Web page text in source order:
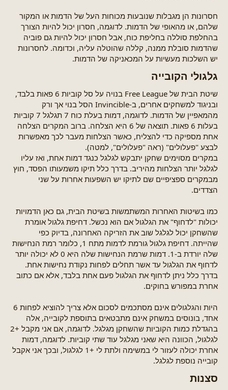
חסרונות הן מגבלות שנובעות מכוחות העל של הדמות או המקור
שלהם, או מהאופי של הדמות. לדוגמה, חסרון יכול להיות הצורך
בהחלפת סוללה בחליפת כוח, אבל חסרון יכול להיות גם פוביה
שהדמות סובלת ממנה, קללה שהוטלה עליה, וכדומה. לחסרונות
יש השלכות מעשיות על המכאניקה של הדמות.
גלגולי הקובייה​
שיטת הבית של Free League בנויה על סל קוביות 6 פאות בלבד,
ובניגוד למשחקים אחרים, ב-Invincible הסל בנוי אך ורק
מהמאפיין של הדמות. לדוגמה, דמות בעלת כוח 7 תגלגל 7 קוביות
בעלות 6 פאות. תוצאה של 6 היא הצלחה. ברוב המקרים הצלחה
אחת מספיקה כדי להצליח, כאשר הצלחות מעבר לכך מאפשרות
לבצע "פעלולים" (ראה "פעלולים", למטה).
במקרים מסוימים שחקן יתבקש לגלגל כנגד דמות אחת, ואז עליו
לגלגל יותר הצלחות מהיריב. בדרך כלל תיקו משמעותו הפסד, חוץ
מבמקרים ספציפיים שם לתיקו יש השפעות אחרות על שני
הצדדים.
כמו בשיטות האחרות המשתמשות בשיטת הבית, גם כאן הדמויות
יכולות "לדחוף" את הגלגול אם הוא נכשל. דחיפת גלגול אומרת
שהשחקן יכול לגלגל שוב את הזריקה האחרונה, בדיוק כפי
שהייתה. דחיפת גלגול גורמת לדמות מתח 1, כלומר רמת הנחישות
שלה יורדת ב-1. דמות שרמת הנחישות שלה היא 0 לא יכולה יותר
לדחוף את הגלגול עד אשר תחלים לפחות נקודת נחישות אחת.
בדרך כלל ניתן לדחוף את הגלגול פעם אחת בלבד, אלא אם כתוב
אחרת במפורש בחוקים.
היות והגלגולים אינם מסתכמים לסכום אלא צריך להוציא לפחות 6
אחד, בונוסים במשחק אינם מתבטאים בתוספת לקובייה, אלה
בהגדלת כמות הקוביות שהשחקן מגלגל. לדוגמה, אם אני מקבל +2
לגלגול, הכוונה היא שאני מגלגל עוד שתי קוביות. לדוגמה, דמות
אחרת יכולה לעזור לי במשימה ולתת לי +1 לגלגול, ובכך אני אקבל
קובייה נוספת לגלגל.
סצנות​